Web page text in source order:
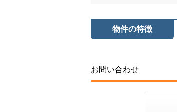
物件の特徴
お問い合わせ